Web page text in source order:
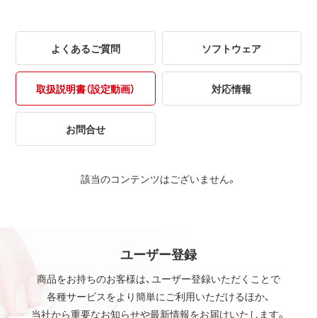
よくあるご質問 ソフトウェア
取扱説明書（設定動画） 対応情報
お問合せ
該当のコンテンツはございません。
ユーザー登録
商品をお持ちのお客様は、ユーザー登録いただくことで
各種サービスをより簡単にご利用いただけるほか、
当社から重要なお知らせや最新情報をお届けいたします。